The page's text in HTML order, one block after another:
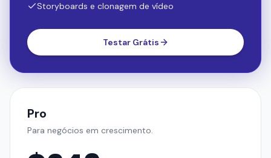
Pro
Para negócios em crescimento.
$249
4,000 créditos / mês